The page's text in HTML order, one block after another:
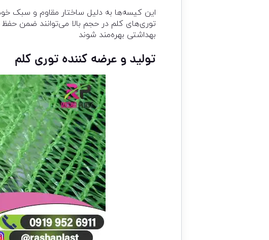
این کیسه‌ها به دلیل ساختار مقاوم و سبک
توری‌های کلم در حجم بالا می‌توانند ضمن
بهداشتی بهره‌مند شوند
تولید و عرضه کننده توری کلم